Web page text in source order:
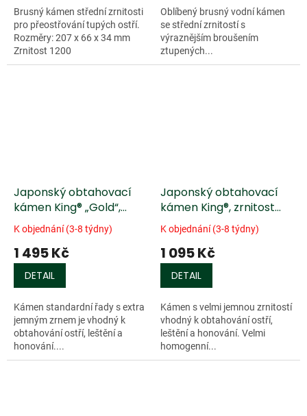
Brusný kámen střední zrnitosti
pro přeostřování tupých ostří.
Rozměry: 207 x 66 x 34 mm
Zrnitost 1200
Oblíbený brusný vodní kámen
se střední zrnitostí s
výraznějším broušením
ztupených...
Japonský obtahovací
kámen King® „Gold“,
zrnitost 8000
K objednání (3-8 týdny)
1 495 Kč
DETAIL
Kámen standardní řady s extra
jemným zrnem je vhodný k
obtahování ostří, leštění a
honování....
Japonský obtahovací
kámen King®, zrnitost
4000
K objednání (3-8 týdny)
1 095 Kč
DETAIL
Kámen s velmi jemnou zrnitostí
vhodný k obtahování ostří,
leštění a honování. Velmi
homogenní...